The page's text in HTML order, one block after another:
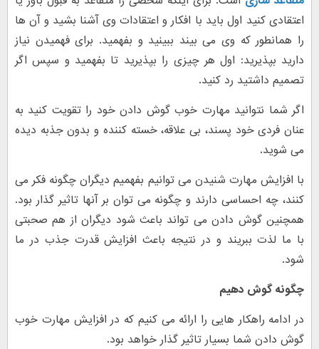
اعتقادی کنید اول باید با افکار و اعتقادات وی آشنا بشید و آن ها
را همانطور که وی می بیند ببینید و بفهمید. برای فهمیدن نیاز
دارید بپذیرید: اول هر چیزی را بپذیرید تا بفهمید و سپس اگر
تصمیم داشتید رد کنید.
اگر شما نتوانید مهارت خوب گوش دادن خود را تقویت کنید به
عنان فردی خود پسند، بی علاقه، خسته کننده و بدون جذبه دیده
می شوید.
با افزایش مهارت شنیدن می توانیم بفهمیم دیگران چگونه فکر می
کنند، چه احساسی دارند و چگونه می توان بر آنها تاثیر گذار بود.
همچنین گوش دادن می تواند باعث شود دیگران از هم صحبتی
با ما لذت ببریند و در نتیجه باعث افزایش قدرت جذب در ما
شود.
چگونه گوش دهیم
در ادامه راهکار هایی را ارائه می کنیم که در افزایش مهارت خوب
گوش دادن شما بسیار تاثیر گذار خواهد بود.